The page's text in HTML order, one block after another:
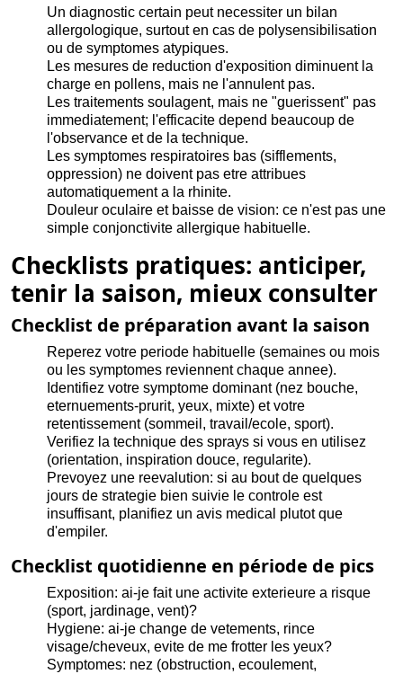
Un diagnostic certain peut necessiter un bilan
allergologique, surtout en cas de polysensibilisation
ou de symptomes atypiques.
Les mesures de reduction d'exposition diminuent la
charge en pollens, mais ne l'annulent pas.
Les traitements soulagent, mais ne "guerissent" pas
immediatement; l'efficacite depend beaucoup de
l'observance et de la technique.
Les symptomes respiratoires bas (sifflements,
oppression) ne doivent pas etre attribues
automatiquement a la rhinite.
Douleur oculaire et baisse de vision: ce n'est pas une
simple conjonctivite allergique habituelle.
Checklists pratiques: anticiper,
tenir la saison, mieux consulter
Checklist de préparation avant la saison
Reperez votre periode habituelle (semaines ou mois
ou les symptomes reviennent chaque annee).
Identifiez votre symptome dominant (nez bouche,
eternuements-prurit, yeux, mixte) et votre
retentissement (sommeil, travail/ecole, sport).
Verifiez la technique des sprays si vous en utilisez
(orientation, inspiration douce, regularite).
Prevoyez une reevalution: si au bout de quelques
jours de strategie bien suivie le controle est
insuffisant, planifiez un avis medical plutot que
d'empiler.
Checklist quotidienne en période de pics
Exposition: ai-je fait une activite exterieure a risque
(sport, jardinage, vent)?
Hygiene: ai-je change de vetements, rince
visage/cheveux, evite de me frotter les yeux?
Symptomes: nez (obstruction, ecoulement,